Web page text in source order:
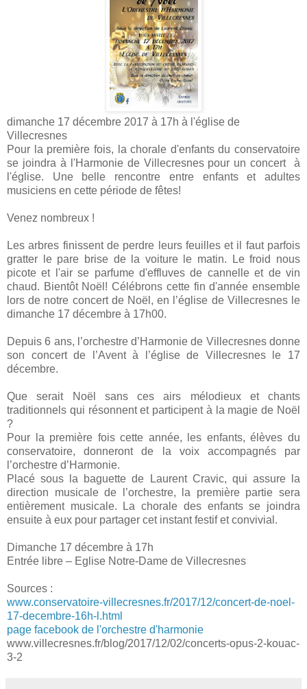
dimanche 17 décembre 2017 à 17h à l'église de
Villecresnes
Pour la première fois, la chorale d'enfants du conservatoire
se joindra à l'Harmonie de Villecresnes pour un concert à
l'église. Une belle rencontre entre enfants et adultes
musiciens en cette période de fêtes!
Venez nombreux !
Les arbres finissent de perdre leurs feuilles et il faut parfois
gratter le pare brise de la voiture le matin. Le froid nous
picote et l'air se parfume d'effluves de cannelle et de vin
chaud. Bientôt Noël! Célébrons cette fin d'année ensemble
lors de notre concert de Noël, en l’église de Villecresnes le
dimanche 17 décembre à 17h00.
Depuis 6 ans, l’orchestre d’Harmonie de Villecresnes donne
son concert de l’Avent à l’église de Villecresnes le 17
décembre.
Que serait Noël sans ces airs mélodieux et chants
traditionnels qui résonnent et participent à la magie de Noël
?
Pour la première fois cette année, les enfants, élèves du
conservatoire, donneront de la voix accompagnés par
l’orchestre d’Harmonie.
Placé sous la baguette de Laurent Cravic, qui assure la
direction musicale de l’orchestre, la première partie sera
entièrement musicale. La chorale des enfants se joindra
ensuite à eux pour partager cet instant festif et convivial.
Dimanche 17 décembre à 17h
Entrée libre – Eglise Notre-Dame de Villecresnes
Sources :
www.conservatoire-villecresnes.fr/2017/12/concert-de-noel-
17-decembre-16h-l.html
page facebook de l'orchestre d'harmonie
www.villecresnes.fr/blog/2017/12/02/concerts-opus-2-kouac-
3-2